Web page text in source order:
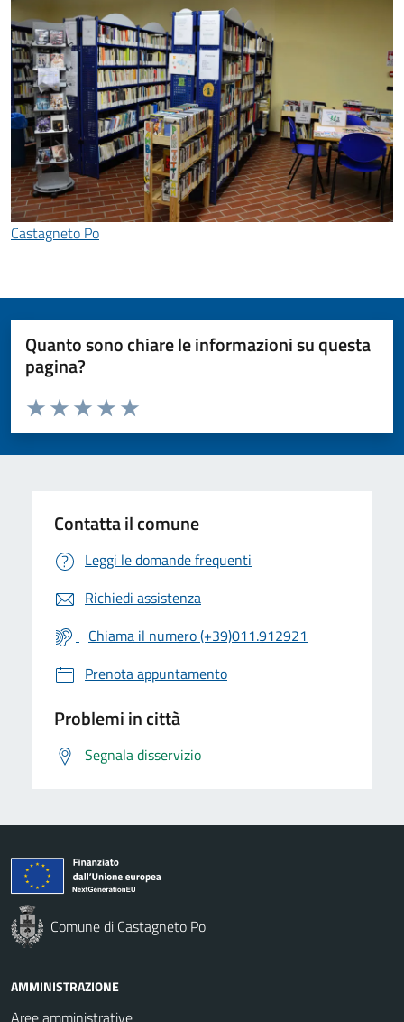
Castagneto Po
Quanto sono chiare le informazioni su questa
pagina?
Valuta da 1 a 5 stelle la pagina
Valuta 5 stelle su 5
Valuta 4 stelle su 5
Valuta 3 stelle su 5
Valuta 2 stelle su 5
Valuta 1 stelle su 5
Contatta il comune
Leggi le domande frequenti
Richiedi assistenza
Chiama il numero (+39)011.912921
Prenota appuntamento
Problemi in città
Segnala disservizio
Comune di Castagneto Po
AMMINISTRAZIONE
Aree amministrative